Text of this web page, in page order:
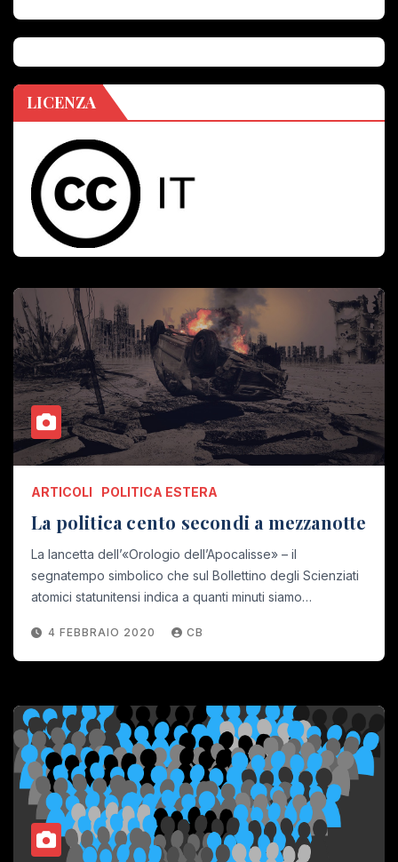
LICENZA
ARTICOLI POLITICA ESTERA
La politica cento secondi a mezzanotte
La lancetta dell’«Orologio dell’Apocalisse» – il
segnatempo simbolico che sul Bollettino degli Scienziati
atomici statunitensi indica a quanti minuti siamo…
4 FEBBRAIO 2020 CB